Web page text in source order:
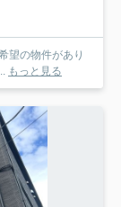
もっと見る